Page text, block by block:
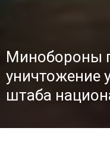
Минобороны
уничтожение
штаба